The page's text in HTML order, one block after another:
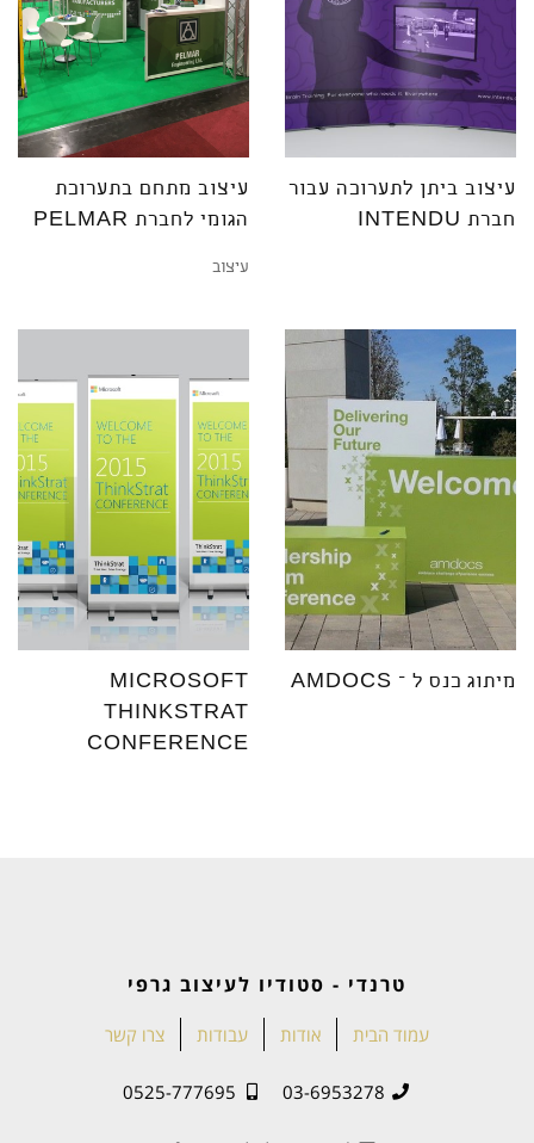
עיצוב ביתן לתערוכה עבור
חברת INTENDU
עיצוב מתחם בתערוכת
הגומי לחברת PELMAR
עיצוב
מיתוג כנס ל – AMDOCS
MICROSOFT
THINKSTRAT
CONFERENCE
טרנדי - סטודיו לעיצוב גרפי
עמוד הבית אודות עבודות צרו קשר
03-6953278
0525-777695